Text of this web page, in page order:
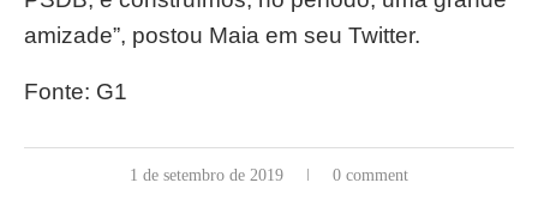
amizade”, postou Maia em seu Twitter.
Fonte: G1
1 de setembro de 2019 0 comment